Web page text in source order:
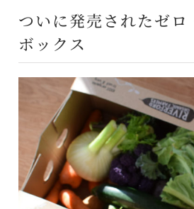
ついに発売されたゼロ
ボックス